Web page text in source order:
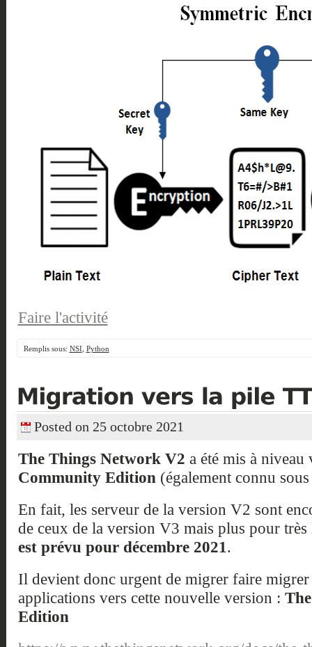
Faire l'activité
Remplis sous: NSI Python
Posted on 25 octobre 2021
The Things Network V2 a été mis à niveau
Community Edition(également connu
En fait, les serveur de la version V2 sont
de ceux de la version V3 mais plus pour
est prévu pour décembre 2021.
Il devient donc urgent de migrer faire migrer
applications vers cette nouvelle version :
Edition